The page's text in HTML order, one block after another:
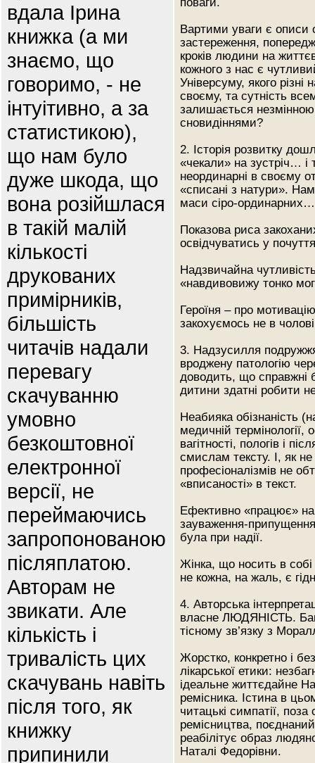
вдала Ірина
книжка (а ми
знаємо, що
говоримо, - не
інтуітивно, а за
статистикою),
що нам було
дуже шкода, що
вона розійшлася
в такій малій
кількості
друкованих
примірників,
більшість
читачів надали
перевагу
скачуванню
умовно
безкоштовної
електронної
версії, не
переймаючись
запропонованою
післяплатою.
Авторам не
звикати. Але
кількість і
тривалість цих
скачувань навіть
після того, як
книжку
припинили
Вартими уваги є описи
застереження,
кроків людини на
кожного з нас є
Універсуму, якого
своєму, та сутність
залишається
сновидіннями?
2. Історія розвитку
«чекали» на зустріч…
неординарні в своєму
«списані з натури».
маси сіро-ординарних…
Показова риса
освідчуватись у
Надзвичайна
«навдивовижу тонко
Героїня – про
закохуємось не в
3. Надзусилля
вроджену патологію
доводить, що справжні
дитини здатні робити
Неабияка обізнаність
медичній термінології,
вагітності, пологів і
смислам тексту. І, як не
професіоналізмів не
«вписаності» в текст.
Ефективно «працює» на
зауваження-
була при надії.
Жінка, що носить в
не кожна, на жаль, є
4. Авторська
власне ЛЮДЯНІСТЬ.
тісному зв’язку з
Жорстко, конкретно і
лікарської етики:
ідеальне життєдайне
ремісника. Істина в
читацькі симпатії,
ремісництва,
реабілітує образ
Наталі Федорівни.